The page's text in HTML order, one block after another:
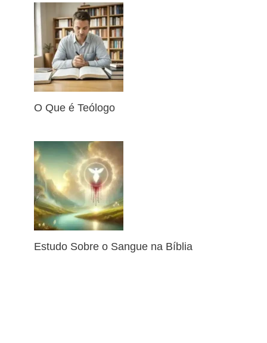
O Que é Teólogo
Estudo Sobre o Sangue na Bíblia